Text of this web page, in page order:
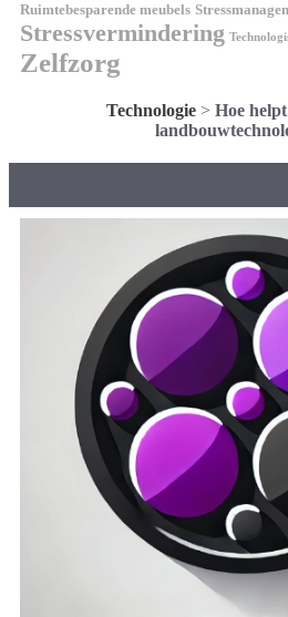
Ruimtebesparende meubels
Stressvermindering
Zelfzorg
Technologie> Hoe